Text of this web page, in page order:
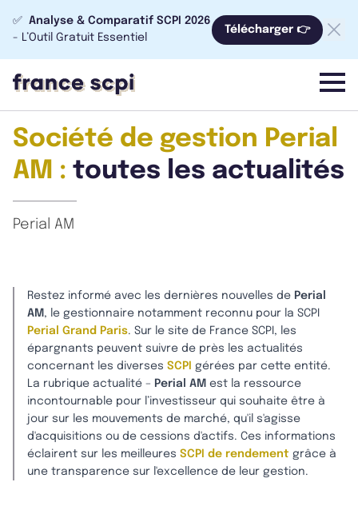
✅ Analyse & Comparatif SCPI 2026
- L’Outil Gratuit Essentiel
Télécharger 👉
menu
Société de gestion Perial
AM : toutes les actualités
Perial AM
Restez informé avec les dernières nouvelles de Perial
AM , le gestionnaire notamment reconnu pour la SCPI
Perial Grand Paris. Sur le site de France SCPI, les
épargnants peuvent suivre de près les actualités
concernant les diverses SCPI gérées par cette entité.
La rubrique actualité – Perial AM est la ressource
incontournable pour l’investisseur qui souhaite être à
jour sur les mouvements de marché, qu'il s'agisse
d'acquisitions ou de cessions d'actifs. Ces informations
éclairent sur les meilleures SCPI de rendement grâce à
une transparence sur l'excellence de leur gestion.